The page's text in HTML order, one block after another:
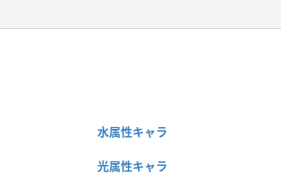
水属性キャラ
光属性キャラ